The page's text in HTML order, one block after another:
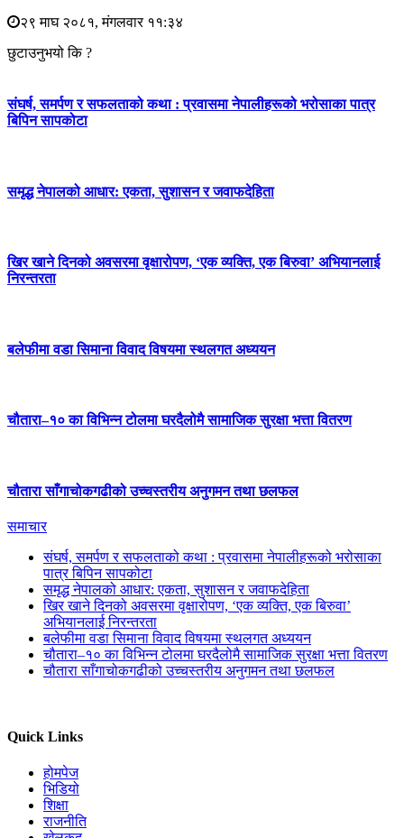
२९ माघ २०८१, मंगलवार ११:३४
छुटाउनुभयो कि ?
संघर्ष, समर्पण र सफलताको कथा : प्रवासमा नेपालीहरूको भरोसाका पात्र
बिपिन सापकोटा
समृद्ध नेपालको आधार: एकता, सुशासन र जवाफदेहिता
खिर खाने दिनको अवसरमा वृक्षारोपण, ‘एक व्यक्ति, एक बिरुवा’ अभियानलाई
निरन्तरता
बलेफीमा वडा सिमाना विवाद विषयमा स्थलगत अध्ययन
चौतारा–१० का विभिन्न टोलमा घरदैलोमै सामाजिक सुरक्षा भत्ता वितरण
चौतारा साँगाचोकगढीको उच्चस्तरीय अनुगमन तथा छलफल
समाचार
संघर्ष, समर्पण र सफलताको कथा : प्रवासमा नेपालीहरूको भरोसाका
पात्र बिपिन सापकोटा
समृद्ध नेपालको आधार: एकता, सुशासन र जवाफदेहिता
खिर खाने दिनको अवसरमा वृक्षारोपण, ‘एक व्यक्ति, एक बिरुवा’
अभियानलाई निरन्तरता
बलेफीमा वडा सिमाना विवाद विषयमा स्थलगत अध्ययन
चौतारा–१० का विभिन्न टोलमा घरदैलोमै सामाजिक सुरक्षा भत्ता वितरण
चौतारा साँगाचोकगढीको उच्चस्तरीय अनुगमन तथा छलफल
Quick Links
होमपेज
भिडियो
शिक्षा
राजनीति